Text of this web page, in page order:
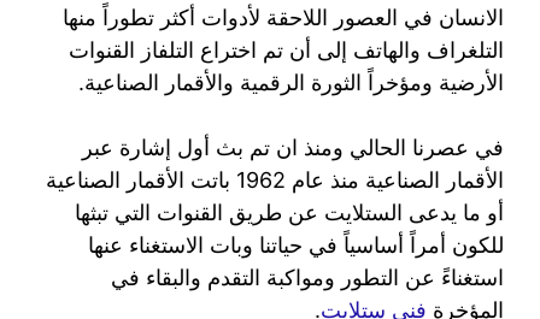
الانسان في العصور اللاحقة لأدوات أكثر تطوراً منها
التلغراف والهاتف إلى أن تم اختراع التلفاز القنوات
الأرضية ومؤخراً الثورة الرقمية والأقمار الصناعية.
في عصرنا الحالي ومنذ ان تم بث أول إشارة عبر
الأقمار الصناعية منذ عام 1962 باتت الأقمار الصناعية
أو ما يدعى الستلايت عن طريق القنوات التي تبثها
للكون أمراً أساسياً في حياتنا وبات الاستغناء عنها
استغناءً عن التطور ومواكبة التقدم والبقاء في
المؤخرة فني ستلايت.